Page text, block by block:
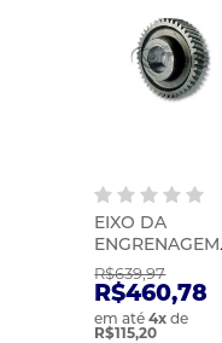
EIXO DA
ENGRENAGEM
DA RE
VT2214/2514 |
KACMAZLAR |
20366756KS
R$639,97
R$460,78
em até4x de
R$115,20